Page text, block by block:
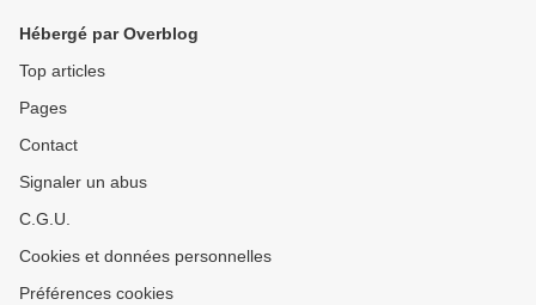
Hébergé par Overblog
Top articles
Pages
Contact
Signaler un abus
C.G.U.
Cookies et données personnelles
Préférences cookies